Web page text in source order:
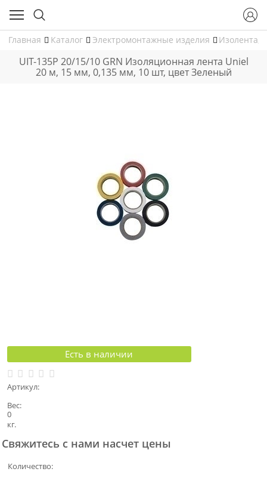
Главная Каталог Электромонтажные изделия Изолента,
UIT-135P 20/15/10 GRN Изоляционная лента Uniel
20 м, 15 мм, 0,135 мм, 10 шт, цвет Зеленый
Есть в наличии
Артикул:
Вес:
0
кг.
Свяжитесь с нами насчет цены
Количество: